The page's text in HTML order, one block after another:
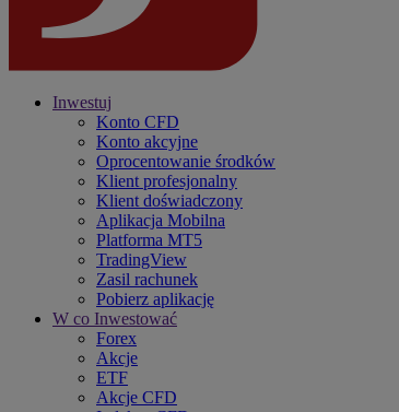
Inwestuj
Konto CFD
Konto akcyjne
Oprocentowanie środków
Klient profesjonalny
Klient doświadczony
Aplikacja Mobilna
Platforma MT5
TradingView
Zasil rachunek
Pobierz aplikację
W co Inwestować
Forex
Akcje
ETF
Akcje CFD